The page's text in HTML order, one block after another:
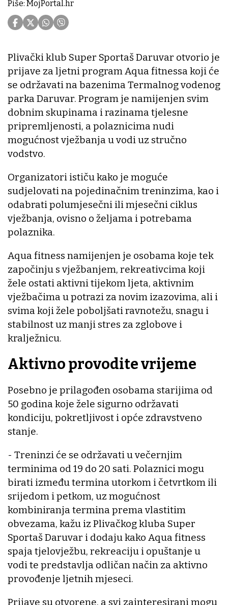
Piše: MojPortal.hr
Plivački klub Super Sportaš Daruvar otvorio je
prijave za ljetni program Aqua fitnessa koji će
se održavati na bazenima Termalnog vodenog
parka Daruvar. Program je namijenjen svim
dobnim skupinama i razinama tjelesne
pripremljenosti, a polaznicima nudi
mogućnost vježbanja u vodi uz stručno
vodstvo.
Organizatori ističu kako je moguće
sudjelovati na pojedinačnim treninzima, kao i
odabrati polumjesečni ili mjesečni ciklus
vježbanja, ovisno o željama i potrebama
polaznika.
Aqua fitness namijenjen je osobama koje tek
započinju s vježbanjem, rekreativcima koji
žele ostati aktivni tijekom ljeta, aktivnim
vježbačima u potrazi za novim izazovima, ali i
svima koji žele poboljšati ravnotežu, snagu i
stabilnost uz manji stres za zglobove i
kralježnicu.
Aktivno provodite vrijeme
Posebno je prilagođen osobama starijima od
50 godina koje žele sigurno održavati
kondiciju, pokretljivost i opće zdravstveno
stanje.
- Treninzi će se održavati u večernjim
terminima od 19 do 20 sati. Polaznici mogu
birati između termina utorkom i četvrtkom ili
srijedom i petkom, uz mogućnost
kombiniranja termina prema vlastitim
obvezama, kažu iz Plivačkog kluba Super
Sportaš Daruvar i dodaju kako Aqua fitness
spaja tjelovježbu, rekreaciju i opuštanje u
vodi te predstavlja odličan način za aktivno
provođenje ljetnih mjeseci.
Prijave su otvorene, a svi zainteresirani mogu